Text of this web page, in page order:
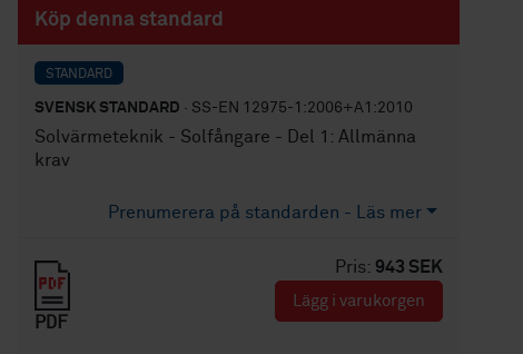
Köp denna standard
STANDARD
SVENSK STANDARD · SS-EN 12975-1:2006+A1:2010
Solvärmeteknik - Solfångare - Del 1: Allmänna
krav
Prenumerera på standarden - Läs mer
Pris: 943 SEK
PDF
Lägg i varukorgen